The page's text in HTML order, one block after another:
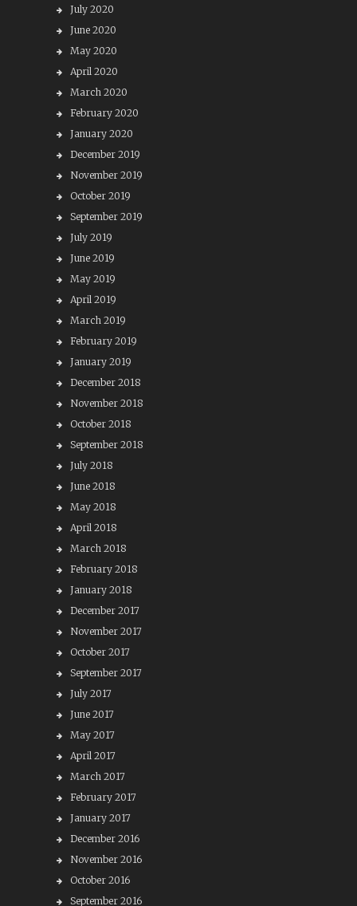
July 2020
June 2020
May 2020
April 2020
March 2020
February 2020
January 2020
December 2019
November 2019
October 2019
September 2019
July 2019
June 2019
May 2019
April 2019
March 2019
February 2019
January 2019
December 2018
November 2018
October 2018
September 2018
July 2018
June 2018
May 2018
April 2018
March 2018
February 2018
January 2018
December 2017
November 2017
October 2017
September 2017
July 2017
June 2017
May 2017
April 2017
March 2017
February 2017
January 2017
December 2016
November 2016
October 2016
September 2016